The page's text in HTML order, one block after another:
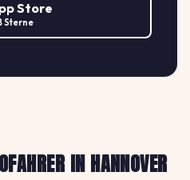
Store
Sterne
IN HANNOVER